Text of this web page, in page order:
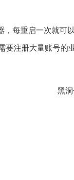
，每重启一次就可
要注册大量账号